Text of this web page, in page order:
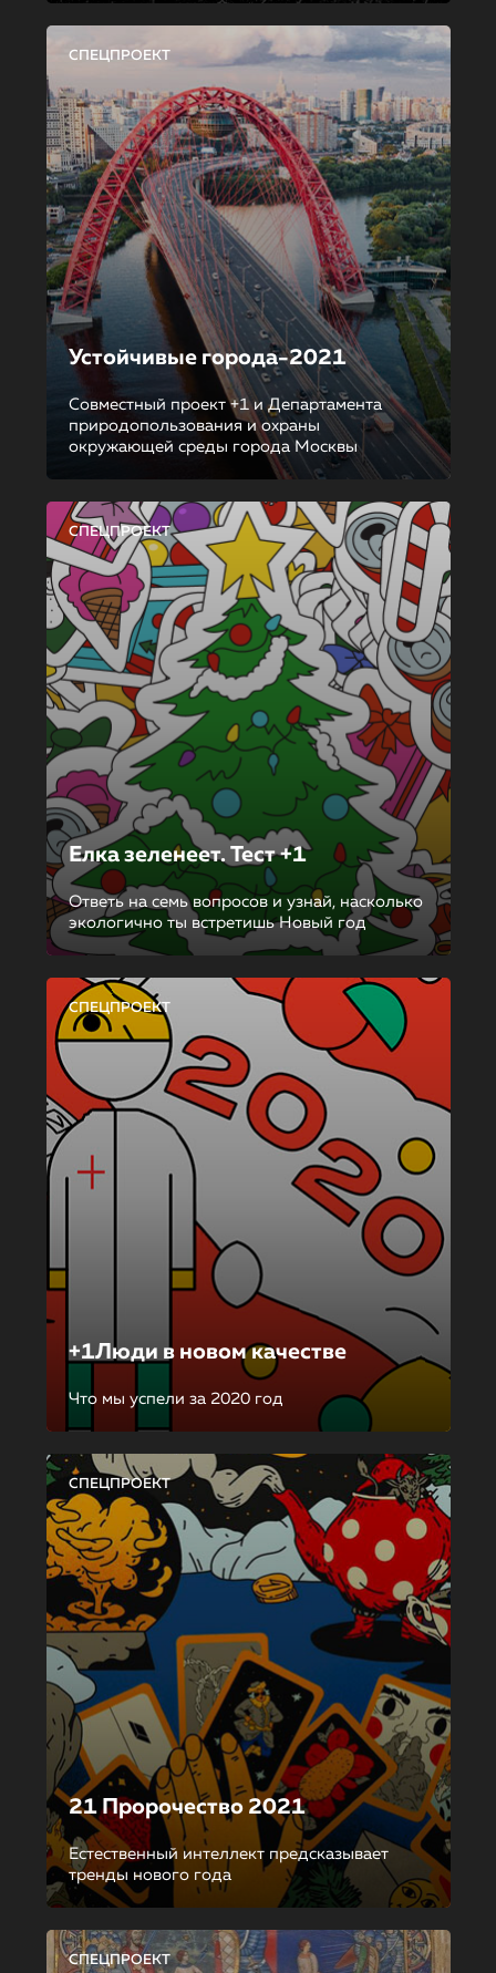
СПЕЦПРОЕКТ
Устойчивые города-2021
Совместный проект +1 и Департамента
природопользования и охраны
окружающей среды города Москвы
СПЕЦПРОЕКТ
Елка зеленеет. Тест +1
Ответь на семь вопросов и узнай, насколько
экологично ты встретишь Новый год
СПЕЦПРОЕКТ
+1Люди в новом качестве
Что мы успели за 2020 год
СПЕЦПРОЕКТ
21 Пророчество 2021
Естественный интеллект предсказывает
тренды нового года
СПЕЦПРОЕКТ